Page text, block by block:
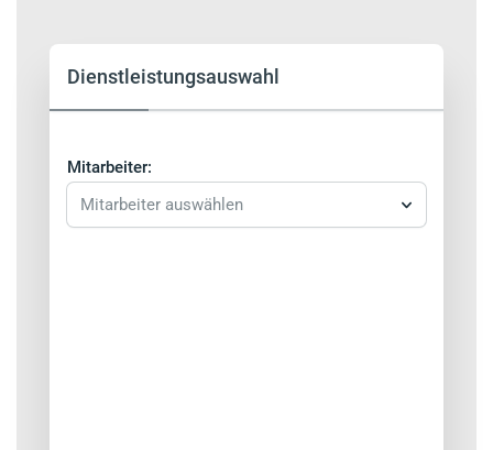
Dienstleistungsauswahl
Mitarbeiter:
Mitarbeiter auswählen